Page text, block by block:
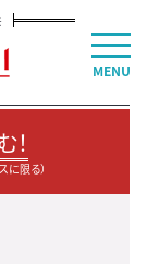
！
に限る）
MENU